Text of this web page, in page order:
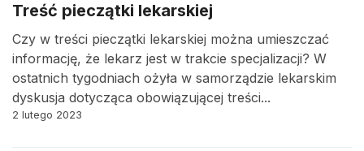
Treść pieczątki lekarskiej
Czy w treści pieczątki lekarskiej można umieszczać
informację, że lekarz jest w trakcie specjalizacji? W
ostatnich tygodniach ożyła w samorządzie lekarskim
dyskusja dotycząca obowiązującej treści...
2 lutego 2023